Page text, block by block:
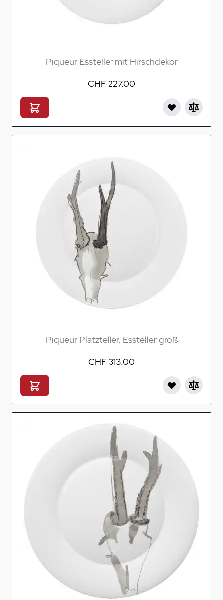
Piqueur Essteller mit Hirschdekor
CHF 227.00
Piqueur Platzteller, Essteller groß
CHF 313.00